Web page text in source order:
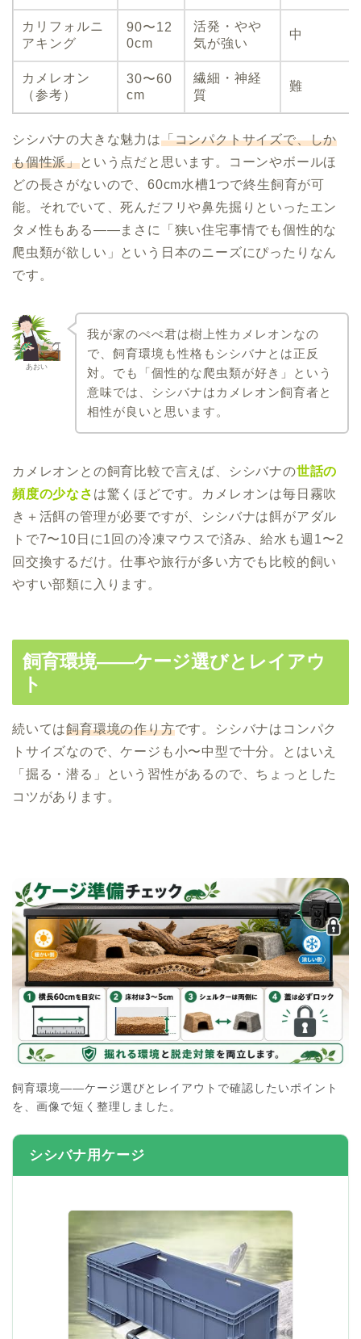
カリフォルニ
アキング
90〜12
0cm
活発・やや
気が強い
中
カメレオン
（参考）
30〜60
cm
繊細・神経
質
難
シシバナの大きな魅力は「コンパクトサイズで、しか
も個性派」という点だと思います。コーンやボールほ
どの長さがないので、60cm水槽1つで終生飼育が可
能。それでいて、死んだフリや鼻先掘りといったエン
タメ性もある――まさに「狭い住宅事情でも個性的な
爬虫類が欲しい」という日本のニーズにぴったりなん
です。
あおい
我が家のぺぺ君は樹上性カメレオンなの
で、飼育環境も性格もシシバナとは正反
対。でも「個性的な爬虫類が好き」という
意味では、シシバナはカメレオン飼育者と
相性が良いと思います。
カメレオンとの飼育比較で言えば、シシバナの世話の
頻度の少なさ は驚くほどです。カメレオンは毎日霧吹
き＋活餌の管理が必要ですが、シシバナは餌がアダル
トで7〜10日に1回の冷凍マウスで済み、給水も週1〜2
回交換するだけ。仕事や旅行が多い方でも比較的飼い
やすい部類に入ります。
飼育環境――ケージ選びとレイアウ
ト
続いては飼育環境の作り方です。シシバナはコンパク
トサイズなので、ケージも小〜中型で十分。とはいえ
「掘る・潜る」という習性があるので、ちょっとした
コツがあります。
飼育環境――ケージ選びとレイアウトで確認したいポイント
を、画像で短く整理しました。
シシバナ用ケージ